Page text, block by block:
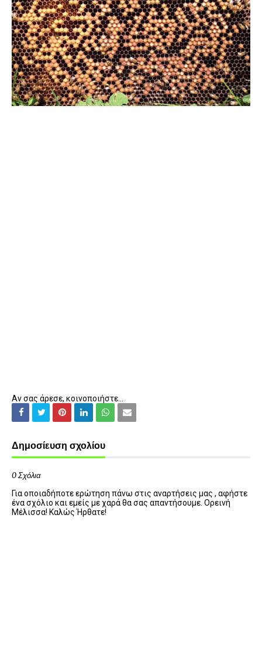
Αν σας άρεσε, κοινοποιήστε...
Δημοσίευση σχολίου
0 Σχόλια
Για οποιαδήποτε ερώτηση πάνω στις αναρτήσεις μας , αφήστε
ένα σχόλιο και εμείς με χαρά θα σας απαντήσουμε. Ορεινή
Μέλισσα! Καλώς Ήρθατε!